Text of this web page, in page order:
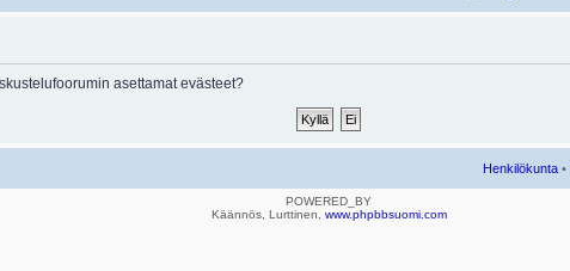
asettamat evästeet?
Henkilökunta •
POWERED_BY
Käännös, Lurttinen, www.phpbbsuomi.com